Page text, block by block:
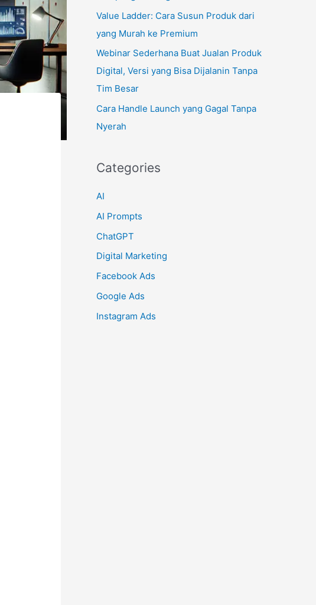
:Value Ladder: Cara Susun Produk dari
yang Murah ke Premium
Webinar Sederhana Buat Jualan Produk
Digital, Versi yang Bisa Dijalanin Tanpa
Tim Besar
Cara Handle Launch yang Gagal Tanpa
Nyerah
Categories
AI
AI Prompts
ChatGPT
Digital Marketing
Facebook Ads
Google Ads
Instagram Ads